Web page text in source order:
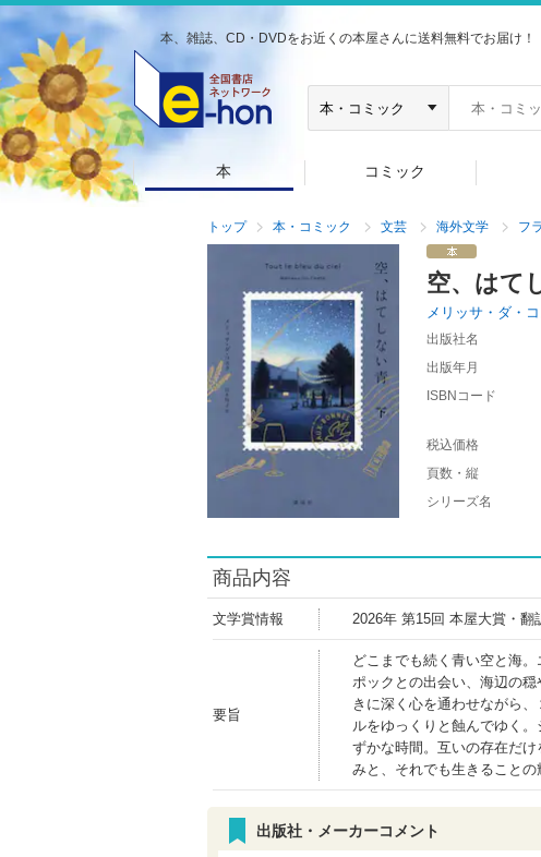
本、雑誌、CD・DVDをお近くの本屋さんに送料無料でお届け！
本 コミック
トップ 本・コミック 文芸 海外文学 フ
空、はて
メリッサ・ダ・
出版社名
出版年月
ISBNコード
税込価格
頁数・縦
シリーズ名
商品内容
文学賞情報 2026年 第15回 本屋大賞・翻
要旨
どこまでも続く青い空と海
ポックとの出会い、海辺の
きに深く心を通わせながら
ルをゆっくりと蝕んでゆく
ずかな時間。互いの存在だ
みと、それでも生きることの
出版社・メーカーコメント